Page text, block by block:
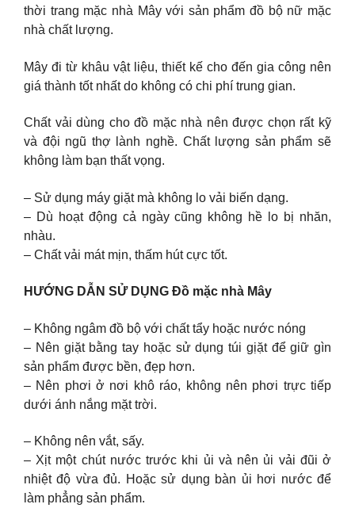
thời trang mặc nhà Mây với sản phẩm đồ bộ nữ mặc
nhà chất lượng.
Mây đi từ khâu vật liệu, thiết kế cho đến gia công nên
giá thành tốt nhất do không có chi phí trung gian.
Chất vải dùng cho đồ mặc nhà nên được chọn rất kỹ
và đội ngũ thợ lành nghề. Chất lượng sản phẩm sẽ
không làm bạn thất vọng.
– Sử dụng máy giặt mà không lo vải biến dạng.
– Dù hoạt động cả ngày cũng không hề lo bị nhăn,
nhàu.
– Chất vải mát mịn, thấm hút cực tốt.
HƯỚNG DẪN SỬ DỤNG Đồ mặc nhà Mây
– Không ngâm đồ bộ với chất tẩy hoặc nước nóng
– Nên giặt bằng tay hoặc sử dụng túi gịặt để giữ gìn
sản phẩm được bền, đẹp hơn.
– Nên phơi ở nơi khô ráo, không nên phơi trực tiếp
dưới ánh nắng mặt trời.
– Không nên vắt, sấy.
– Xịt một chút nước trước khi ủi và nên ủi vải đũi ở
nhiệt độ vừa đủ. Hoặc sử dụng bàn ủi hơi nước để
làm phẳng sản phẩm.